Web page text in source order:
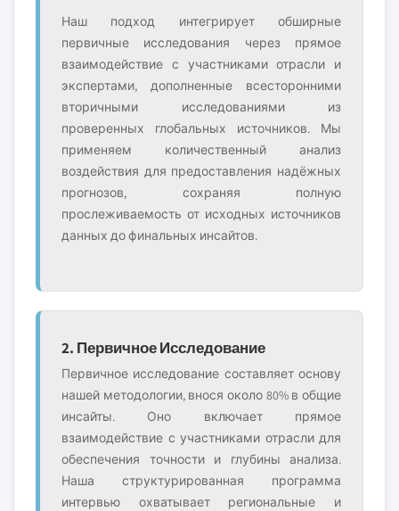
Наш подход интегрирует обширные
первичные исследования через прямое
взаимодействие с участниками отрасли и
экспертами, дополненные всесторонними
вторичными исследованиями из
проверенных глобальных источников. Мы
применяем количественный анализ
воздействия для предоставления надёжных
прогнозов, сохраняя полную
прослеживаемость от исходных источников
данных до финальных инсайтов.
2. Первичное Исследование
Первичное исследование составляет основу
нашей методологии, внося около 80% в общие
инсайты. Оно включает прямое
взаимодействие с участниками отрасли для
обеспечения точности и глубины анализа.
Наша структурированная программа
интервью охватывает региональные и